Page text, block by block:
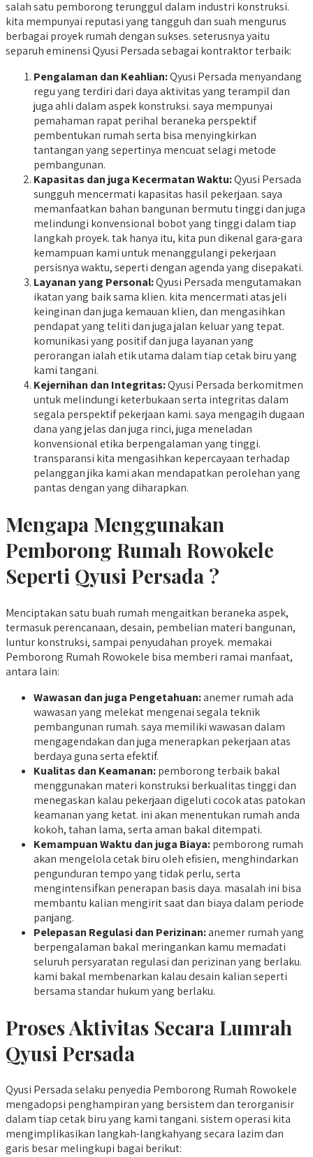
salah satu pemborong terunggul dalam industri konstruksi.
kita mempunyai reputasi yang tangguh dan suah mengurus
berbagai proyek rumah dengan sukses. seterusnya yaitu
separuh eminensi Qyusi Persada sebagai kontraktor terbaik:
Pengalaman dan Keahlian:Qyusi Persada menyandang
regu yang terdiri dari daya aktivitas yang terampil dan
juga ahli dalam aspek konstruksi. saya mempunyai
pemahaman rapat perihal beraneka perspektif
pembentukan rumah serta bisa menyingkirkan
tantangan yang sepertinya mencuat selagi metode
pembangunan.
Kapasitas dan juga Kecermatan Waktu:Qyusi Persada
sungguh mencermati kapasitas hasil pekerjaan. saya
memanfaatkan bahan bangunan bermutu tinggi dan juga
melindungi konvensional bobot yang tinggi dalam tiap
langkah proyek. tak hanya itu, kita pun dikenal gara-gara
kemampuan kami untuk menanggulangi pekerjaan
persisnya waktu, seperti dengan agenda yang disepakati.
Layanan yang Personal:Qyusi Persada mengutamakan
ikatan yang baik sama klien. kita mencermati atas jeli
keinginan dan juga kemauan klien, dan mengasihkan
pendapat yang teliti dan juga jalan keluar yang tepat.
komunikasi yang positif dan juga layanan yang
perorangan ialah etik utama dalam tiap cetak biru yang
kami tangani.
Kejernihan dan Integritas:Qyusi Persada berkomitmen
untuk melindungi keterbukaan serta integritas dalam
segala perspektif pekerjaan kami. saya mengagih dugaan
dana yang jelas dan juga rinci, juga meneladan
konvensional etika berpengalaman yang tinggi.
transparansi kita mengasihkan kepercayaan terhadap
pelanggan jika kami akan mendapatkan perolehan yang
pantas dengan yang diharapkan.
Mengapa Menggunakan
Pemborong Rumah Rowokele
Seperti Qyusi Persada ?
Menciptakan satu buah rumah mengaitkan beraneka aspek,
termasuk perencanaan, desain, pembelian materi bangunan,
luntur konstruksi, sampai penyudahan proyek. memakai
Pemborong Rumah Rowokele bisa memberi ramai manfaat,
antara lain:
Wawasan dan juga Pengetahuan:anemer rumah ada
wawasan yang melekat mengenai segala teknik
pembangunan rumah. saya memiliki wawasan dalam
mengagendakan dan juga menerapkan pekerjaan atas
berdaya guna serta efektif.
Kualitas dan Keamanan:pemborong terbaik bakal
menggunakan materi konstruksi berkualitas tinggi dan
menegaskan kalau pekerjaan digeluti cocok atas patokan
keamanan yang ketat. ini akan menentukan rumah anda
kokoh, tahan lama, serta aman bakal ditempati.
Kemampuan Waktu dan juga Biaya:pemborong rumah
akan mengelola cetak biru oleh efisien, menghindarkan
pengunduran tempo yang tidak perlu, serta
mengintensifkan penerapan basis daya. masalah ini bisa
membantu kalian mengirit saat dan biaya dalam periode
panjang.
Pelepasan Regulasi dan Perizinan:anemer rumah yang
berpengalaman bakal meringankan kamu memadati
seluruh persyaratan regulasi dan perizinan yang berlaku.
kami bakal membenarkan kalau desain kalian seperti
bersama standar hukum yang berlaku.
Proses Aktivitas Secara Lumrah
Qyusi Persada
Qyusi Persada selaku penyedia Pemborong Rumah Rowokele
mengadopsi penghampiran yang bersistem dan terorganisir
dalam tiap cetak biru yang kami tangani. sistem operasi kita
mengimplikasikan langkah-langkahyang secara lazim dan
garis besar melingkupi bagai berikut: